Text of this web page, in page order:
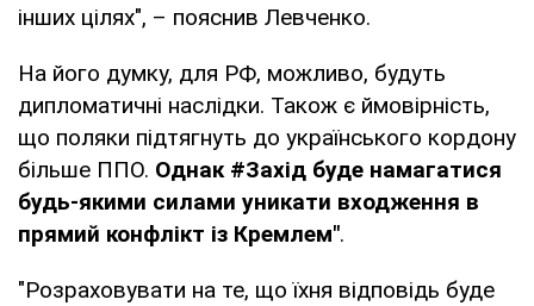
інших цілях", – пояснив Левченко.
На його думку, для РФ, можливо, будуть
дипломатичні наслідки. Також є ймовірність,
що поляки підтягнуть до українського кордону
більше ППО. Однак #Захід буде намагатися
будь-якими силами уникати входження в
прямий конфлікт із Кремлем".
"Розраховувати на те, що їхня відповідь буде